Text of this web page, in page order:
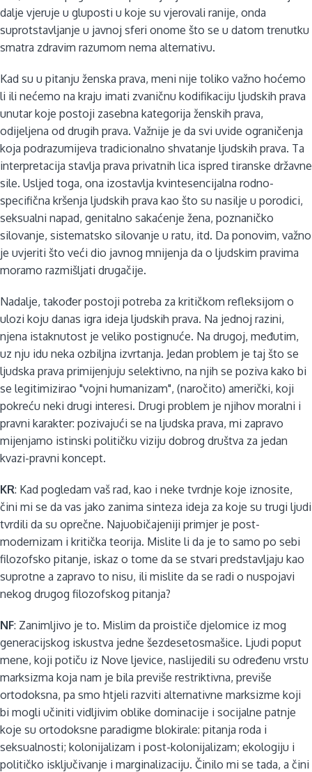
dalje vjeruje u gluposti u koje su vjerovali ranije, onda
suprotstavljanje u javnoj sferi onome što se u datom trenutku
smatra zdravim razumom nema alternativu.
Kad su u pitanju ženska prava, meni nije toliko važno hoćemo
li ili nećemo na kraju imati zvaničnu kodifikaciju ljudskih prava
unutar koje postoji zasebna kategorija ženskih prava,
odijeljena od drugih prava. Važnije je da svi uvide ograničenja
koja podrazumijeva tradicionalno shvatanje ljudskih prava. Ta
interpretacija stavlja prava privatnih lica ispred tiranske državne
sile. Usljed toga, ona izostavlja kvintesencijalna rodno-
specifična kršenja ljudskih prava kao što su nasilje u porodici,
seksualni napad, genitalno sakaćenje žena, poznaničko
silovanje, sistematsko silovanje u ratu, itd. Da ponovim, važno
je uvjeriti što veći dio javnog mnijenja da o ljudskim pravima
moramo razmišljati drugačije.
Nadalje, također postoji potreba za kritičkom refleksijom o
ulozi koju danas igra ideja ljudskih prava. Na jednoj razini,
njena istaknutost je veliko postignuće. Na drugoj, međutim,
uz nju idu neka ozbiljna izvrtanja. Jedan problem je taj što se
ljudska prava primijenjuju selektivno, na njih se poziva kako bi
se legitimizirao "vojni humanizam", (naročito) američki, koji
pokreću neki drugi interesi. Drugi problem je njihov moralni i
pravni karakter: pozivajući se na ljudska prava, mi zapravo
mijenjamo istinski političku viziju dobrog društva za jedan
kvazi-pravni koncept.
KR: Kad pogledam vaš rad, kao i neke tvrdnje koje iznosite,
čini mi se da vas jako zanima sinteza ideja za koje su trugi ljudi
tvrdili da su oprečne. Najuobičajeniji primjer je post-
modernizam i kritička teorija. Mislite li da je to samo po sebi
filozofsko pitanje, iskaz o tome da se stvari predstavljaju kao
suprotne a zapravo to nisu, ili mislite da se radi o nuspojavi
nekog drugog filozofskog pitanja?
NF: Zanimljivo je to. Mislim da proističe djelomice iz mog
generacijskog iskustva jedne šezdesetosmašice. Ljudi poput
mene, koji potiču iz Nove ljevice, naslijedili su određenu vrstu
marksizma koja nam je bila previše restriktivna, previše
ortodoksna, pa smo htjeli razviti alternativne marksizme koji
bi mogli učiniti vidljivim oblike dominacije i socijalne patnje
koje su ortodoksne paradigme blokirale: pitanja roda i
seksualnosti; kolonijalizam i post-kolonijalizam; ekologiju i
političko isključivanje i marginalizaciju. Činilo mi se tada, a čini